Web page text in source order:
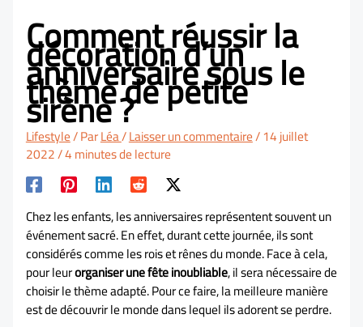
Comment réussir la
décoration d’un
anniversaire sous le
thème de petite
sirène ?
Lifestyle/ ParLéa/Laisser un commentaire/14 juillet
2022/4 minutes de lecture
Chez les enfants, les anniversaires représentent souvent un
événement sacré. En effet, durant cette journée, ils sont
considérés comme les rois et rênes du monde. Face à cela,
pour leurorganiser une fête inoubliable, il sera nécessaire de
choisir le thème adapté. Pour ce faire, la meilleure manière
est de découvrir le monde dans lequel ils adorent se perdre.